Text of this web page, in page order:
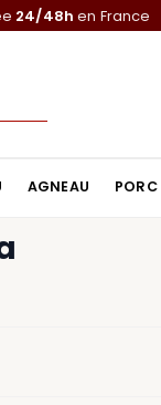
24/48h en France
AGNEAU PORC